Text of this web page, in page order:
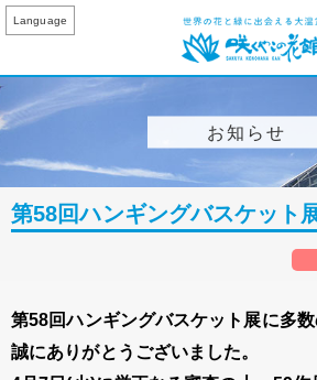
Language
お知らせ
第58回ハンギングバスケッ
第58回ハンギングバスケット展に多
誠にありがとうございました。